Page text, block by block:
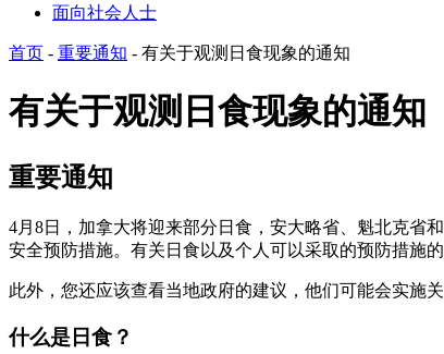
面向社会人士
首页 - 重要通知 - 有关于观测日食现象的通知
有关于观测日食现象的通知
重要通知
4月8日，加拿大将迎来部分日食，安大略省、魁北克省
安全预防措施。有关日食以及个人可以采取的预防措施
此外，您还应该查看当地政府的建议，他们可能会实施
什么是日食？